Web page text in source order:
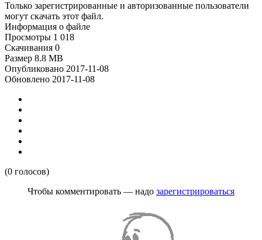
Только зарегистрированные и авторизованные пользователи
могут скачать этот файл.
Информация о файле
Просмотры 1 018
Скачивания 0
Размер 8.8 MB
Опубликовано 2017-11-08
Обновлено 2017-11-08
(0 голосов)
Чтобы комментировать — надо зарегистрироваться